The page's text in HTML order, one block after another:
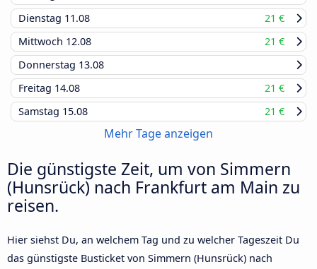
Dienstag 11.08
21 €
Mittwoch 12.08
21 €
Donnerstag 13.08
Freitag 14.08
21 €
Samstag 15.08 21 €
Mehr Tage anzeigen
Die günstigste Zeit, um von Simmern
(Hunsrück) nach Frankfurt am Main zu
reisen.
Hier siehst Du, an welchem Tag und zu welcher Tageszeit Du
das günstigste Busticket von Simmern (Hunsrück) nach